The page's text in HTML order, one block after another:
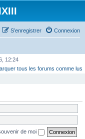
Connexion
S’enregistrer
12:24
tous les forums comme lus
de moi